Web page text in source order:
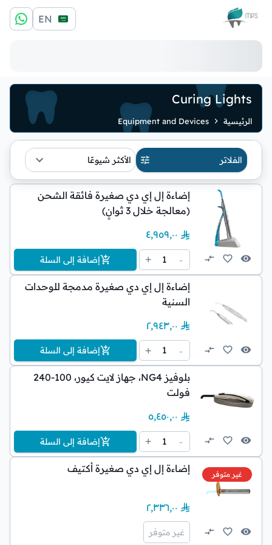
الشعار EN
Curing Lights
الرئيسية Equipment and Devices
الفلاتر الأكثر شيوعًا
إضاءة إل إي دي صغيرة فائقة الشحن
(معالجة خلال 3 ثوانٍ)
٤٬٩٥٩٫٠٠
-
1
+ إضافة إلى السلة
إضاءة إل إي دي صغيرة مدمجة للوحدات
السنية
٢٬٩٤٣٫٠٠
-
1
+ إضافة إلى السلة
بلوفيز NG4، جهاز لايت كيور، 100-240
فولت
٥٬٤٥٠٫٠٠
-
1
+ إضافة إلى السلة
غير متوفر إضاءة إل إي دي صغيرة أكتيف
٢٬٣٣٦٫٠٠
غير متوفر